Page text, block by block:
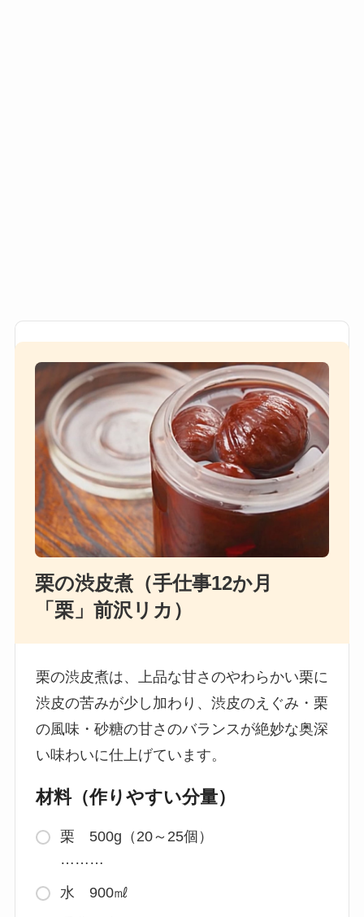
栗の渋皮煮（手仕事12か月
「栗」前沢リカ）
栗の渋皮煮は、上品な甘さのやわらかい栗に
渋皮の苦みが少し加わり、渋皮のえぐみ・栗
の風味・砂糖の甘さのバランスが絶妙な奥深
い味わいに仕上げています。
材料（作りやすい分量）
栗 500g（20～25個）
………
水 900㎖